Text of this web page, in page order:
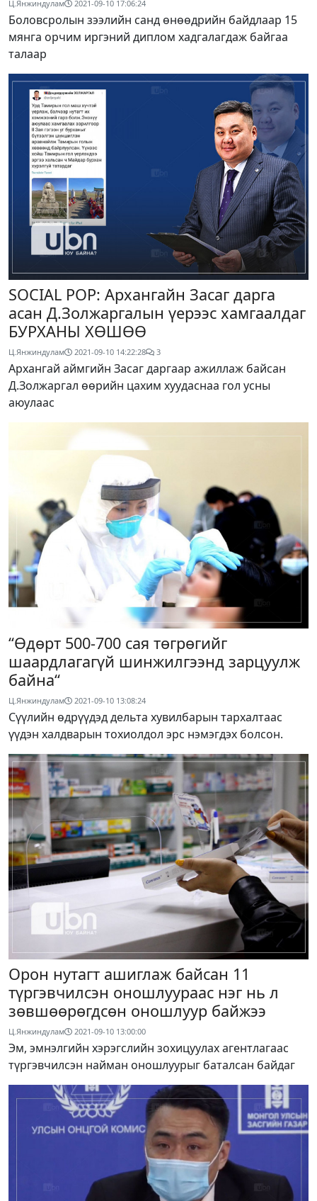
Ц.Янжиндулам 2021-09-10 17:06:24
Боловсролын зээлийн санд өнөөдрийн байдлаар 15
мянга орчим иргэний диплом хадгалагдаж байгаа
талаар
SOCIAL POP: Архангайн Засаг дарга
асан Д.Золжаргалын үерээс хамгаалдаг
БУРХАНЫ ХӨШӨӨ
Ц.Янжиндулам 2021-09-10 14:22:28 3
Архангай аймгийн Засаг даргаар ажиллаж байсан
Д.Золжаргал өөрийн цахим хуудаснаа гол усны
аюулаас
“Өдөрт 500-700 сая төгрөгийг
шаардлагагүй шинжилгээнд зарцуулж
байна“
Ц.Янжиндулам 2021-09-10 13:08:24
Сүүлийн өдрүүдэд дельта хувилбарын тархалтаас
үүдэн халдварын тохиолдол эрс нэмэгдэх болсон.
Орон нутагт ашиглаж байсан 11
түргэвчилсэн оношлуураас нэг нь л
зөвшөөрөгдсөн оношлуур байжээ
Ц.Янжиндулам 2021-09-10 13:00:00
Эм, эмнэлгийн хэрэгслийн зохицуулах агентлагаас
түргэвчилсэн найман оношлуурыг баталсан байдаг